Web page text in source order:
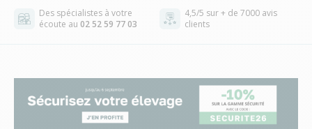
Des spécialistes à votre
écoute au 02 52 59 77 03
4,5/5 sur + de 7000 avis
clients